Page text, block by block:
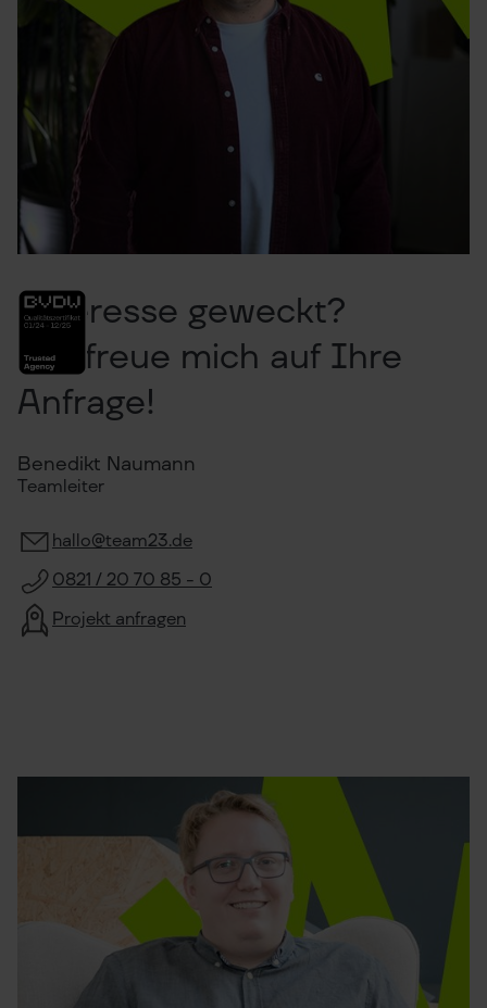
Interesse geweckt?
Ich freue mich auf Ihre
Anfrage!
Benedikt Naumann
Teamleiter
hallo@team23.de
0821 / 20 70 85 - 0
Projekt anfragen